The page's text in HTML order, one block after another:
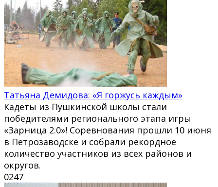
Татьяна Демидова: «Я горжусь каждым»
Кадеты из Пушкинской школы стали
победителями регионального этапа игры
«Зарница 2.0»! Соревнования прошли 10 июня
в Петрозаводске и собрали рекордное
количество участников из всех районов и
округов.
0247